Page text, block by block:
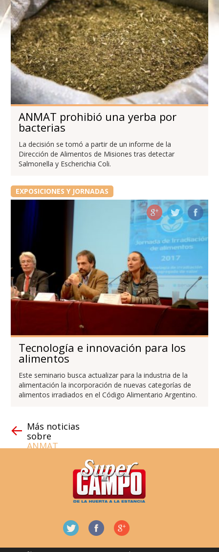
ANMAT prohibió una yerba por
bacterias
La decisión se tomó a partir de un informe de la
Dirección de Alimentos de Misiones tras detectar
Salmonella y Escherichia Coli.
EXPOSICIONES Y JORNADAS
Tecnología e innovación para los
alimentos
Este seminario busca actualizar para la industria de la
alimentación la incorporación de nuevas categorías de
alimentos irradiados en el Código Alimentario Argentino.
Más noticias
sobre
ANMAT